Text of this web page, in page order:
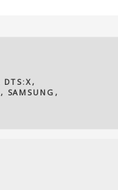
DTS:X ,
, SAMSUNG ,